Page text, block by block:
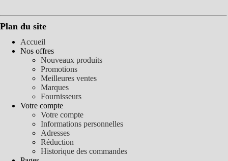
Plan du site
Accueil
Nos offres
Nouveaux produits
Promotions
Meilleures ventes
Marques
Fournisseurs
Votre compte
Votre compte
Informations personnelles
Adresses
Réduction
Historique des commandes